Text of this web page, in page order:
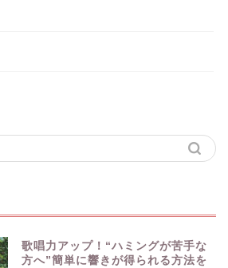
歌唱力アップ！“ハミングが苦手な
方へ”簡単に響きが得られる方法を